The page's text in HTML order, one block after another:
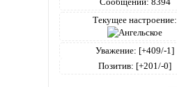
Текущее настроение:
Уважение: [+409/-1]
Позитив: [+201/-0]